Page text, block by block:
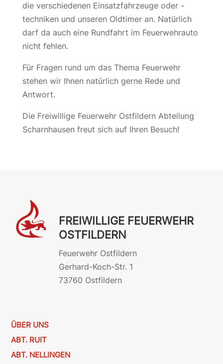
die verschiedenen Einsatzfahrzeuge oder -
techniken und unseren Oldtimer an. Natürlich
darf da auch eine Rundfahrt im Feuerwehrauto
nicht fehlen.
Für Fragen rund um das Thema Feuerwehr
stehen wir Ihnen natürlich gerne Rede und
Antwort.
Die Freiwillige Feuerwehr Ostfildern Abteilung
Scharnhausen freut sich auf Ihren Besuch!
FREIWILLIGE FEUERWEHR
OSTFILDERN
Feuerwehr Ostfildern
Gerhard-Koch-Str. 1
73760 Ostfildern
ÜBER UNS
ABT. RUIT
ABT. NELLINGEN